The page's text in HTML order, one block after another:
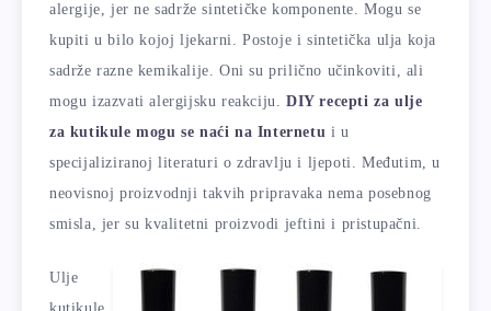
alergije, jer ne sadrže sintetičke komponente. Mogu se
kupiti u bilo kojoj ljekarni. Postoje i sintetička ulja koja
sadrže razne kemikalije. Oni su prilično učinkoviti, ali
mogu izazvati alergijsku reakciju.DIY recepti za ulje
za kutikule mogu se naći na Internetu i u
specijaliziranoj literaturi o zdravlju i ljepoti. Međutim, u
neovisnoj proizvodnji takvih pripravaka nema posebnog
smisla, jer su kvalitetni proizvodi jeftini i pristupačni.
Ulje